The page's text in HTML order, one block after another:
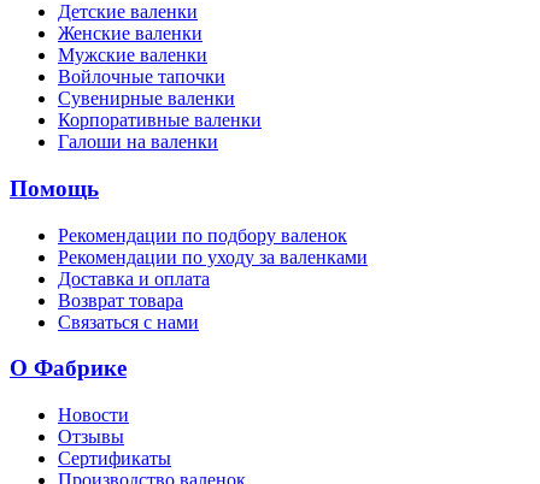
Детские валенки
Женские валенки
Мужские валенки
Войлочные тапочки
Сувенирные валенки
Корпоративные валенки
Галоши на валенки
Помощь
Рекомендации по подбору валенок
Рекомендации по уходу за валенками
Доставка и оплата
Возврат товара
Связаться с нами
О Фабрике
Новости
Отзывы
Сертификаты